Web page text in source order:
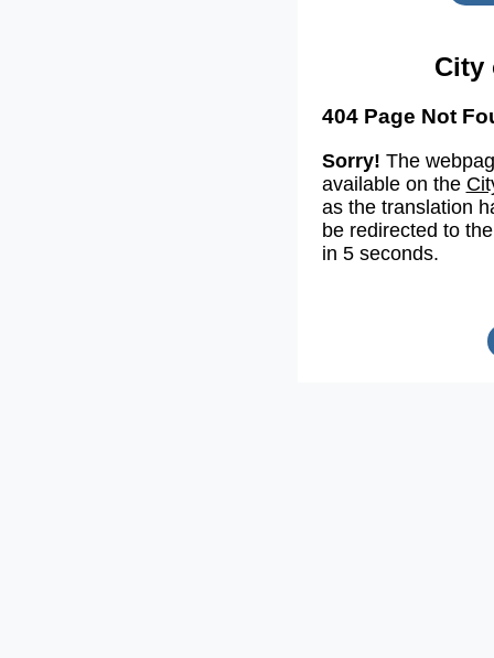
City
404 Page Not
Sorry! The
available on the
as the translation
be redirected to
in 5 seconds.